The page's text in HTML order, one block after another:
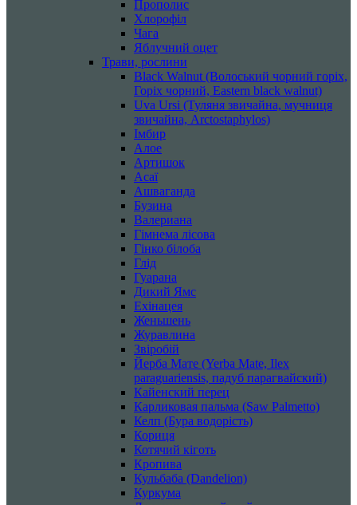
Прополис
Хлорофіл
Чага
Яблучний оцет
Трави, рослини
Black Walnut (Волоський чорний горіх,
Горіх чорний, Eastern black walnut)
Uva Ursi (Туляня звичайна, мучниця
звичайна, Arctostaphylos)
Імбир
Алое
Артишок
Асаї
Ашваганда
Бузина
Валериана
Гімнема лісова
Гінко білоба
Глід
Гуарана
Дикий Ямс
Ехінацея
Женьшень
Журавлина
Звіробій
Йерба Мате (Yerba Mate, Ilex
paraguariensis, падуб парагвайский)
Кайенский перец
Карликовая пальма (Saw Palmetto)
Келп (Бура водорість)
Кориця
Котячий кіготь
Кропива
Кульбаба (Dandelion)
Куркума